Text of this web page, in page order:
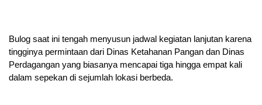
Bulog saat ini tengah menyusun jadwal kegiatan lanjutan karena
tingginya permintaan dari Dinas Ketahanan Pangan dan Dinas
Perdagangan yang biasanya mencapai tiga hingga empat kali
dalam sepekan di sejumlah lokasi berbeda.